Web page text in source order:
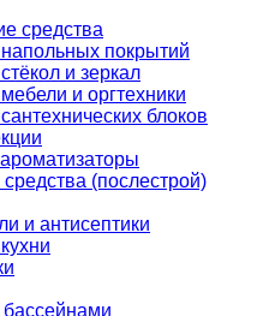
средства
покрытий
и зеркал
и оргтехники
блоков
(послестрой)
и антисептики